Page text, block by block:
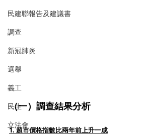
民建聯報告及建議書
調查
新冠肺炎
選舉
義工
民生
立法會
（一）調查結果分析
1. 超市價格指數比兩年前上升一成